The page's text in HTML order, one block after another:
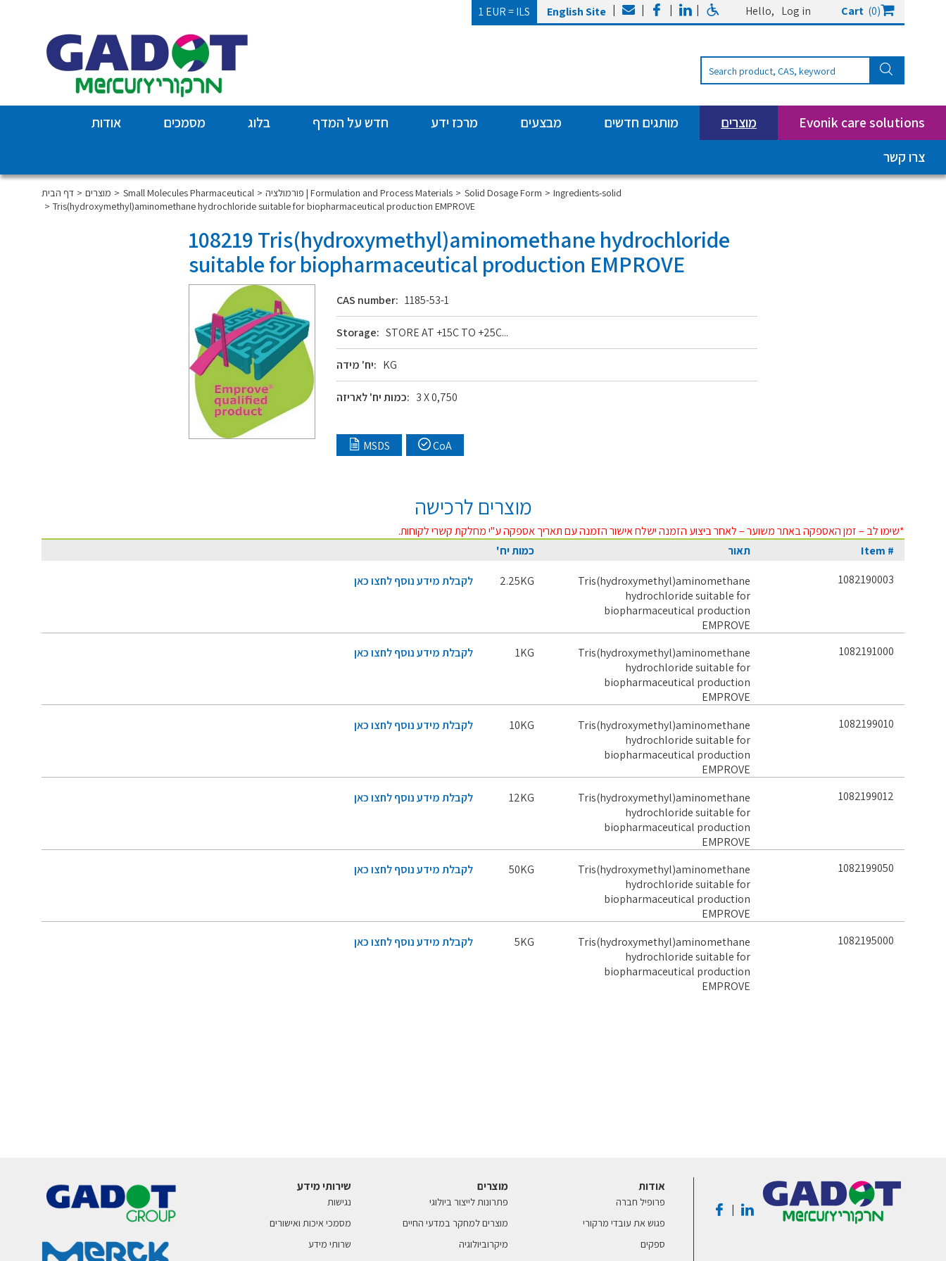
(0)
Cart
Log in
Hello,
|
|
|
|
English Site
1 EUR =ILS
Evonik care solutions מוצרים מותגים חדשים מבצעים מרכז ידע חדש על המדף בלוג מסמכים
אודות
צרו קשר
דף הבית מוצרים Small Molecules Pharmaceutical פורמולציה | Formulation and Process Materials Solid Dosage Form
Ingredients-solid
Tris(hydroxymethyl)aminomethane hydrochloride suitable for biopharmaceutical production EMPROVE
108219 Tris(hydroxymethyl)aminomethane hydrochloride
suitable for biopharmaceutical production EMPROVE
CAS number: 1185-53-1
Storage: STORE AT +15C TO +25C...
יח' מידה: KG
כמות יח' לאריזה: 3 X 0,750
MSDS CoA
מוצרים לרכישה
*שימו לב – זמן האספקה באתר משוער – לאחר ביצוע הזמנה ישלח אישור הזמנה עם תאריך אספקה ע"י מחלקת קשרי לקוחות.
Item #
תאור
כמות יח'
1082190003
Tris(hydroxymethyl)aminomethane
hydrochloride suitable for
biopharmaceutical production
EMPROVE
2.25KG לקבלת מידע נוסף לחצו כאן
1082191000
Tris(hydroxymethyl)aminomethane
hydrochloride suitable for
biopharmaceutical production
EMPROVE
1KG לקבלת מידע נוסף לחצו כאן
1082199010
Tris(hydroxymethyl)aminomethane
hydrochloride suitable for
biopharmaceutical production
EMPROVE
10KG לקבלת מידע נוסף לחצו כאן
1082199012
Tris(hydroxymethyl)aminomethane
hydrochloride suitable for
biopharmaceutical production
EMPROVE
12KG לקבלת מידע נוסף לחצו כאן
1082199050
Tris(hydroxymethyl)aminomethane
hydrochloride suitable for
biopharmaceutical production
EMPROVE
50KG לקבלת מידע נוסף לחצו כאן
1082195000
Tris(hydroxymethyl)aminomethane
hydrochloride suitable for
biopharmaceutical production
EMPROVE
5KG לקבלת מידע נוסף לחצו כאן
|
אודות
פרופיל חברה
פגוש את עובדי מרקורי
ספקים
מוצרים
פתרונות לייצור ביולוגי
מוצרים למחקר במדעי החיים
מיקרוביולוגיה
שירותי מידע
נגישות
מסמכי איכות ואישורים
שרותי מידע